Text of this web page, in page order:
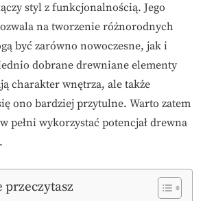
styl z funkcjonalnością. Jego
na tworzenie różnorodnych
być zarówno nowoczesne, jak i
dobrane drewniane elementy
charakter wnętrza, ale także
ono bardziej przytulne. Warto zatem
pełni wykorzystać potencjał drewna